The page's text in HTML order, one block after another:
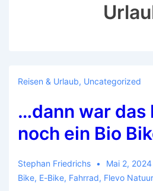
Reisen & Urlaub, Uncategorized
…dann war das
noch ein Bio
Stephan Friedrichs Mai 2, 2024
Bike, E-Bike, Fahrrad, Flevo Natuur